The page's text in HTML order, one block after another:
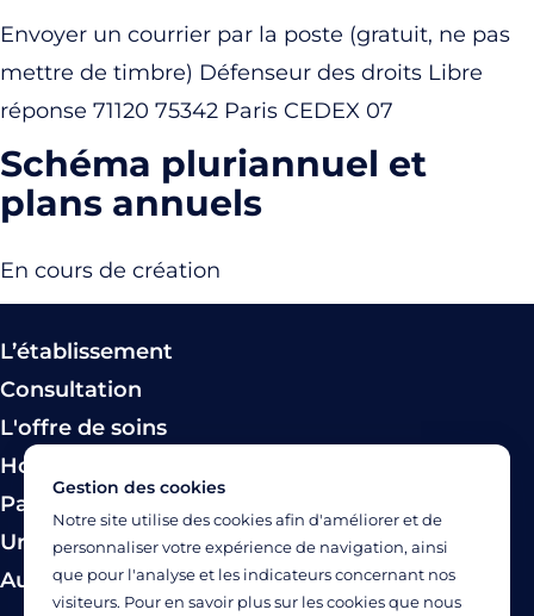
Envoyer un courrier par la poste (gratuit, ne pas
mettre de timbre) Défenseur des droits Libre
réponse 71120 75342 Paris CEDEX 07
Schéma pluriannuel et
plans annuels
En cours de création
L’établissement
Consultation
L'offre de soins
Hospitalisation
Paiement
Urgence
Autres modes de prise en charge
Gestion des cookies
Notre site utilise des cookies afin d'améliorer et de
personnaliser votre expérience de navigation, ainsi
que pour l'analyse et les indicateurs concernant nos
visiteurs. Pour en savoir plus sur les cookies que nous